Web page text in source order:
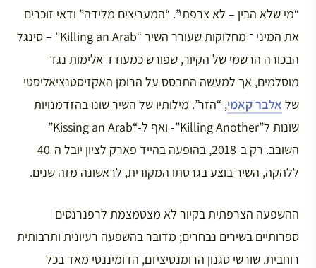
“מי שלא הבין – לא צרפתי”. “המעריצים מלידה” ודאי זוכרים
את המיני ־ מחלוקות שעורר השיר “Killing an Arab” – סינגל
הבכורה הרשמי של הקיור, שפורש כמעודד אלימות נגד
מוסלמים, אך למעשה התבסס על הרומן האקזיסטנציאליסטי
של אלבר קאמי, “הזר”. מילותיו של השיר שונו בהזדמנויות
שונות ל”Killing Another”- ואף ל-“Kissing an Arab”
השובב. רק ב-2018, בהופעה בהייד פארק לציון יובל ה-40
ללהקה, השיר בוצע בגרסתו המקורית, לראשונה מזה שנים.
ההשפעה הצרפתית בקיור לא מצטמצמת לרפנרנסים
ספרותיים בשירים נבחרים; מדובר בהשפעה רעיונית ותרבותית
רוחבית. שורשי סגנון הרומנטיציזם, הדומיננטי מאד בכל